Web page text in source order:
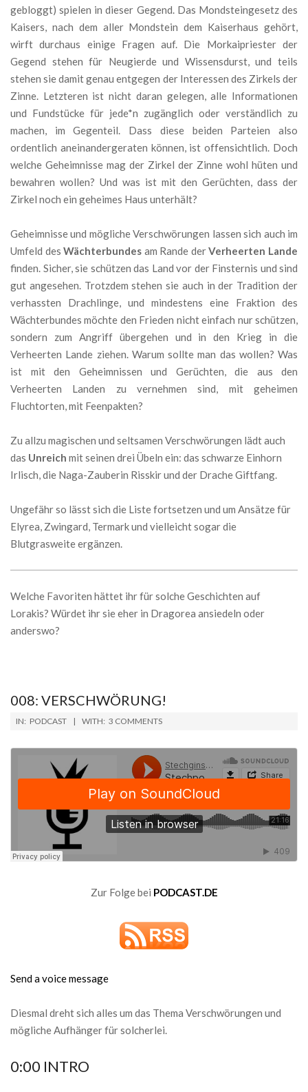
gebloggt) spielen in dieser Gegend. Das Mondsteingesetz des
Kaisers, nach dem aller Mondstein dem Kaiserhaus gehört,
wirft durchaus einige Fragen auf. Die Morkaipriester der
Gegend stehen für Neugierde und Wissensdurst, und teils
stehen sie damit genau entgegen der Interessen des Zirkels der
Zinne. Letzteren ist nicht daran gelegen, alle Informationen
und Fundstücke für jede*n zugänglich oder verständlich zu
machen, im Gegenteil. Dass diese beiden Parteien also
ordentlich aneinandergeraten können, ist offensichtlich. Doch
welche Geheimnisse mag der Zirkel der Zinne wohl hüten und
bewahren wollen? Und was ist mit den Gerüchten, dass der
Zirkel noch ein geheimes Haus unterhält?
Geheimnisse und mögliche Verschwörungen lassen sich auch im
Umfeld desWächterbundes am Rande derVerheerten Lande
finden. Sicher, sie schützen das Land vor der Finsternis und sind
gut angesehen. Trotzdem stehen sie auch in der Tradition der
verhassten Drachlinge, und mindestens eine Fraktion des
Wächterbundes möchte den Frieden nicht einfach nur schützen,
sondern zum Angriff übergehen und in den Krieg in die
Verheerten Lande ziehen. Warum sollte man das wollen? Was
ist mit den Geheimnissen und Gerüchten, die aus den
Verheerten Landen zu vernehmen sind, mit geheimen
Fluchtorten, mit Feenpakten?
Zu allzu magischen und seltsamen Verschwörungen lädt auch
das Unreich mit seinen drei Übeln ein: das schwarze Einhorn
Irlisch, die Naga-Zauberin Risskir und der Drache Giftfang.
Ungefähr so lässt sich die Liste fortsetzen und um Ansätze für
Elyrea, Zwingard, Termark und vielleicht sogar die
Blutgrasweite ergänzen.
Welche Favoriten hättet ihr für solche Geschichten auf
Lorakis? Würdet ihr sie eher in Dragorea ansiedeln oder
anderswo?
008: VERSCHWÖRUNG!
2019-
12
IN: PODCAST WITH: 3 COMMENTS
Zur Folge bei PODCAST.DE
Send a voice message
Diesmal dreht sich alles um das Thema Verschwörungen und
mögliche Aufhänger für solcherlei.
0:00 INTRO